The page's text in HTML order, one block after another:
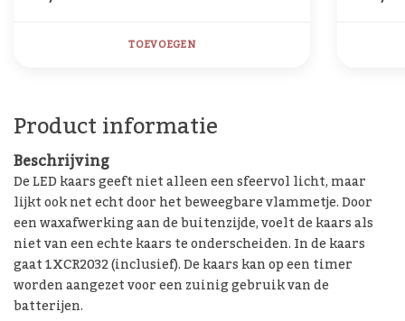
TOEVOEGEN
Product informatie
Beschrijving
De LED kaars geeft niet alleen een sfeervol licht, maar
lijkt ook net echt door het beweegbare vlammetje. Door
een waxafwerking aan de buitenzijde, voelt de kaars als
niet van een echte kaars te onderscheiden. In de kaars
gaat 1XCR2032 (inclusief). De kaars kan op een timer
worden aangezet voor een zuinig gebruik van de
batterijen.